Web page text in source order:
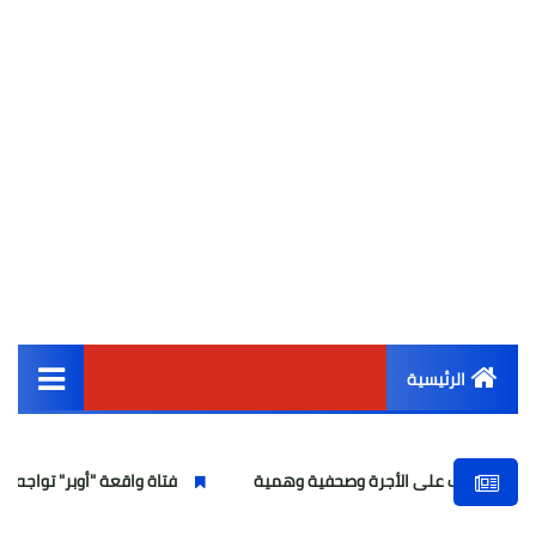
الرئيسية
أخبار مصر
الأجرة وصحفية وهمية فتاة واقعة "أوبر" تواجه تهمة انتحال